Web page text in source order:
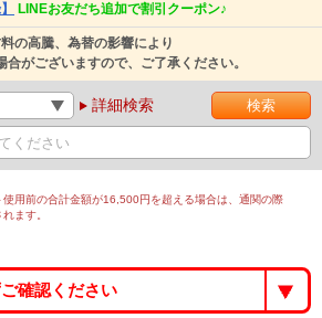
LINEお友だち追加で割引クーポン♪
の高騰、為替の影響により
合がございますので、ご了承ください。
詳細検索
用前の合計金額が16,500円を超える場合は、通関の際
ます。
確認ください